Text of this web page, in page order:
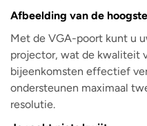
Afbeelding van de
Met de VGA-poort kunt u
projector, wat de kwaliteit
bijeenkomsten effectief
ondersteunen maximaal
resolutie.